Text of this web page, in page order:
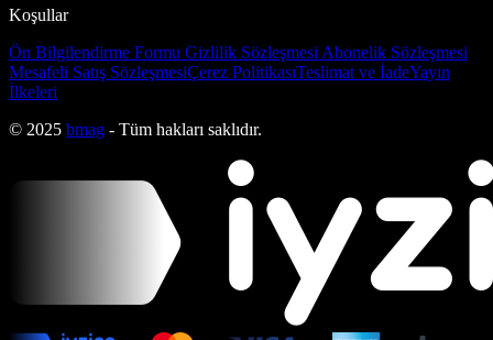
Koşullar
Ön Bilgilendirme Formu Gizlilik Sözleşmesi Abonelik Sözleşmesi
Mesafeli Satış SözleşmesiÇerez PolitikasıTeslimat ve İadeYayın
İlkeleri
© 2025 bmag - Tüm hakları saklıdır.